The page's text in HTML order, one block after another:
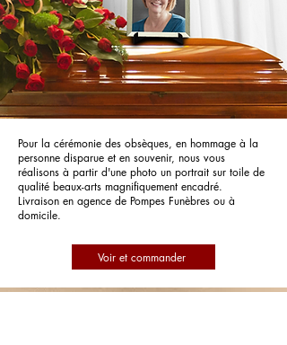
Pour la cérémonie des obsèques, en hommage à la
personne disparue et en souvenir, nous vous
réalisons à partir d'une photo un portrait sur toile de
qualité beaux-arts magnifiquement encadré.
Livraison en agence de Pompes Funèbres ou à
domicile.
Voir et commander